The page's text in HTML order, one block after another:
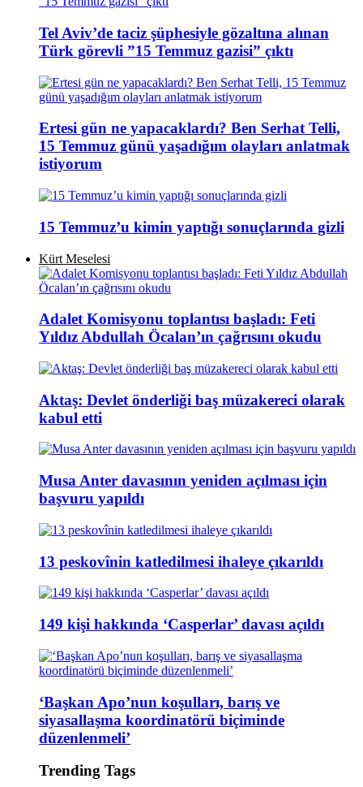
Tel Aviv’de taciz şüphesiyle gözaltına alınan
Türk görevli ”15 Temmuz gazisi” çıktı
Ertesi gün ne yapacaklardı? Ben Serhat Telli,
15 Temmuz günü yaşadığım olayları anlatmak
istiyorum
15 Temmuz’u kimin yaptığı sonuçlarında gizli
Kürt Meselesi
Adalet Komisyonu toplantısı başladı: Feti
Yıldız Abdullah Öcalan’ın çağrısını okudu
Aktaş: Devlet önderliği baş müzakereci olarak
kabul etti
Musa Anter davasının yeniden açılması için
başvuru yapıldı
13 peskovînin katledilmesi ihaleye çıkarıldı
149 kişi hakkında ‘Casperlar’ davası açıldı
‘Başkan Apo’nun koşulları, barış ve
siyasallaşma koordinatörü biçiminde
düzenlenmeli’
Trending Tags